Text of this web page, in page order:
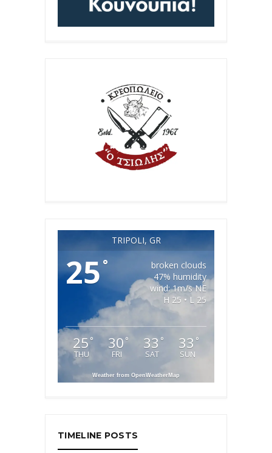
TRIPOLI, GR
25°
broken clouds
47% humidity
wind: 1m/s NE
H 25 • L 25
25 °
THU
30 °
FRI
33 °
SAT
33 °
SUN
Weather from OpenWeatherMap
TIMELINE POSTS